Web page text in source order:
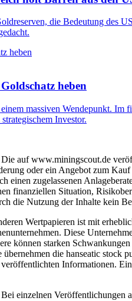
die Bedeutung des
heben
massiven Wendepunkt. Im
Investor.
Die auf www.miningscout.de
oder ein Angebot zum
einen zugelassenen
finanziellen Situation,
die Nutzung der Inhalte kein
Wertpapieren ist mit
Diese
können starken
die hanseatic
Informationen.
Bei einzelnen Veröffentlichungen